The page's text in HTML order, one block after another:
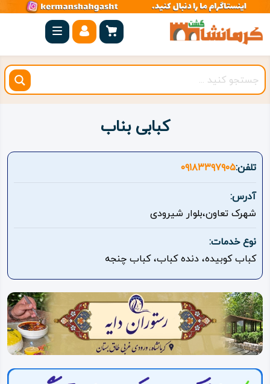
صفحه
اصلی
کرمانشاه
شهرستان
بیستون
روستاهای
هدف
اقامتگاه
ویژه
ویدئو
درباره
ما
کبابی بناب
تلفن:۰۹۱۸۳۳۹۷۹۰۵
آدرس:
شهرک تعاون،بلوار شیرودی
نوع خدمات:
کباب کوبیده، دنده کباب، کباب چنجه